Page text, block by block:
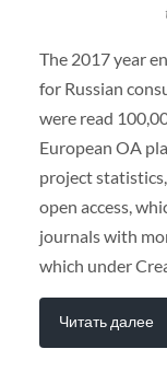
The 2017 year
for Russian
were read
European OA
project
open access,
journals with
which under
Читать далее